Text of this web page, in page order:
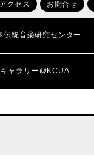
アクセス お問合せ
伝統音楽研究センター
ギャラリー@KCUA